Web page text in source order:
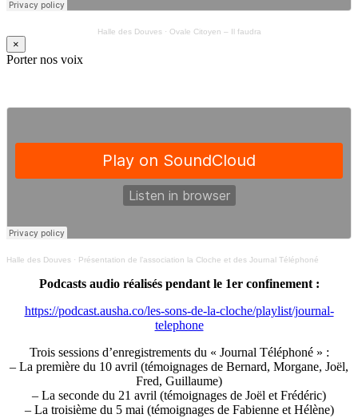
Halle des Douves· Ovale Citoyen – Il faudra
×
Porter nos voix
Halle des Douves · Présentation de l’association la Cloche et des Journal Téléphoné
Podcasts audio réalisés pendant le 1er confinement :
https://podcast.ausha.co/les-sons-de-la-cloche/playlist/journal-
telephone
Trois sessions d’enregistrements du « Journal Téléphoné » :
– La première du 10 avril (témoignages de Bernard, Morgane, Joël,
Fred, Guillaume)
– La seconde du 21 avril (témoignages de Joël et Frédéric)
– La troisième du 5 mai (témoignages de Fabienne et Hélène)